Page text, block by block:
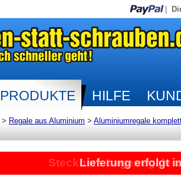
PRODUKTE HILFE
> Regale aus Aluminium > Aluminiumregale
Steckbare Lagerregale
Lieferung erfolgt